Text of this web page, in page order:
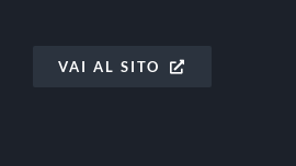
VAI AL SITO